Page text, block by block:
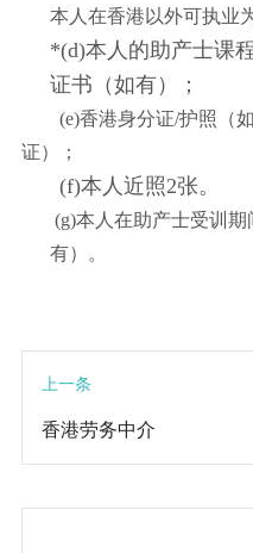
本人在香港以外可执业
*(d)本人的助产士课
证书（如有）；
(e)香港身分证/护照（
证）；
(f)本人近照2张。
(g)本人在助产士受训
有）。
上一条
香港劳务中介